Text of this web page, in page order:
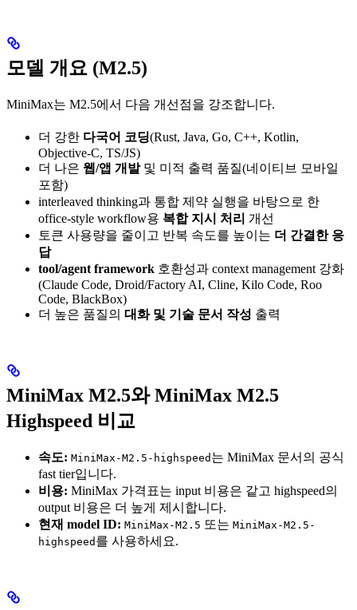
모델 개요 (M2.5)
MiniMax는 M2.5에서 다음 개선점을 강조합니다.
더 강한 다국어 코딩(Rust, Java, Go, C++, Kotlin,
Objective-C, TS/JS)
더 나은 웹/앱 개발및 미적 출력 품질(네이티브 모바일
포함)
interleaved thinking과 통합 제약 실행을 바탕으로 한
office-style workflow용 복합 지시 처리 개선
토큰 사용량을 줄이고 반복 속도를 높이는 더 간결한 응
답
tool/agent framework 호환성과 context management 강화
(Claude Code, Droid/Factory AI, Cline, Kilo Code, Roo
Code, BlackBox)
더 높은 품질의 대화 및 기술 문서 작성 출력
MiniMax M2.5와 MiniMax M2.5
Highspeed 비교
속도: MiniMax-M2.5-highspeed 는 MiniMax 문서의 공식
fast tier입니다.
비용: MiniMax 가격표는 input 비용은 같고 highspeed의
output 비용은 더 높게 제시합니다.
현재 model ID: MiniMax-M2.5 또는 MiniMax-M2.5-
highspeed 를 사용하세요.